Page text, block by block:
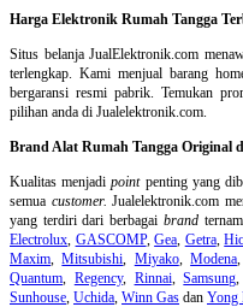
Harga Elektronik Rumah Tangga
Situs belanjaJualElektronik.com
terlengkap. Kami menjual barang
bergaransi resmi pabrik. Temukan
pilihan anda di Jualelektronik.com.
Brand Alat Rumah Tangga Original
Kualitas menjadipointpenting yang
semua customer. Jualelektronik.com
yang terdiri dari berbagai brand
Electrolux GASCOMP,Gea Getra,
Maxim ,Mitsubishi Miyako,Modena
Quantum
Regency, Rinnai,Samsung
Sunhouse Uchida Winn Gas dan Yong